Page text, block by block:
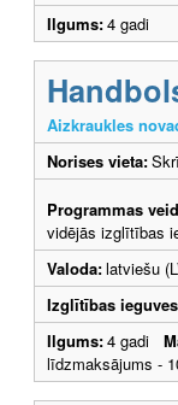
Ilgums:4 gadi
Aizkraukles
Norises vieta:
Programmas
vidējās izglītības
Valoda:latviešu
Izglītības
Ilgums:4 gadi
līdzmaksājums -